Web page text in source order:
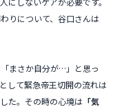
りについて、谷口さんは
まさか自分が…」と思っ
して緊急帝王切開の流れは
た。その時の心境は 「気